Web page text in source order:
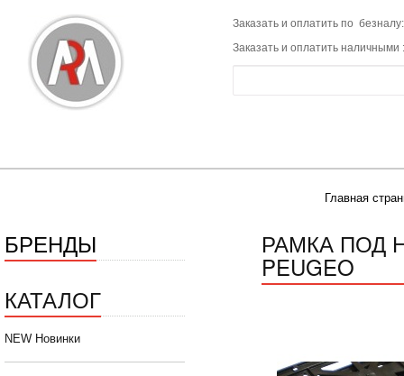
Заказать и оплатить по
Заказать и оплатить наличными
Главная
БРЕНДЫ
КАТАЛОГ
NEW Новинки
РАМКА ПОД
PEUGEO